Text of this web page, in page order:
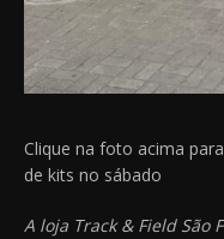
Clique na foto acima
de kits no sábado
A loja Track & Field São